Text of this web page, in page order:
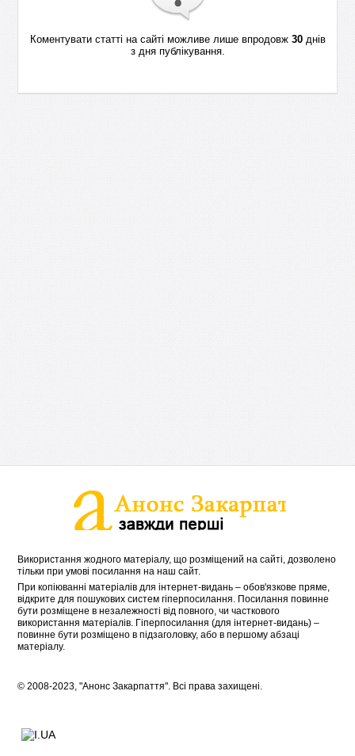
Коментувати статті на сайті можливе лише впродовж 30днів
з дня публікування.
Використання жодного матеріалу, що розміщений на сайті, дозволено
тільки при умові посилання на наш сайт.
При копіюванні матеріалів для інтернет-видань – обов'язкове пряме,
відкрите для пошукових систем гіперпосилання. Посилання повинне
бути розміщене в незалежності від повного, чи часткового
використання матеріалів. Гіперпосилання (для інтернет-видань) –
повинне бути розміщено в підзаголовку, або в першому абзаці
матеріалу.
© 2008-2023, "Анонс Закарпаття". Всі права захищені.